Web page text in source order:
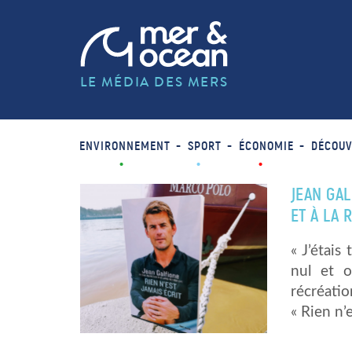
LE MÉDIA DES MERS
ENVIRONNEMENT SPORT ÉCONOMIE
JEAN
ET À LA
«
nul et
« Rien